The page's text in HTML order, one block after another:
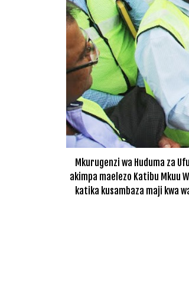
Mkurugenzi wa Huduma za
akimpa maelezo Katibu Mkuu
katika kusambaza maji kwa